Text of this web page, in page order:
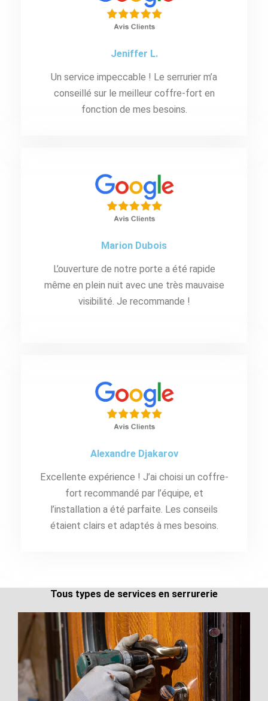
Jeniffer L.
Un service impeccable ! Le serrurier m’a
conseillé sur le meilleur coffre-fort en
fonction de mes besoins.
Marion Dubois
L’ouverture de notre porte a été rapide
même en plein nuit avec une très mauvaise
visibilité. Je recommande !
Alexandre Djakarov
Excellente expérience ! J’ai choisi un coffre-
fort recommandé par l’équipe, et
l’installation a été parfaite. Les conseils
étaient clairs et adaptés à mes besoins.
Tous types de services en serrurerie